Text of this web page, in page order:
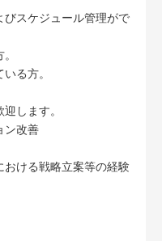
びスケジュール管理がで
る方。
します。
ン改善
おける戦略立案等の経験